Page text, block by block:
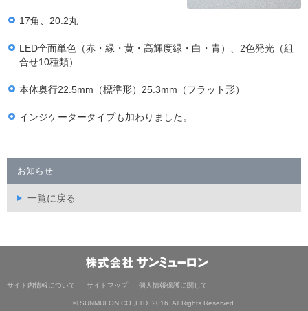
17角、20.2丸
LED全面単色（赤・緑・黄・高輝度緑・白・青）、2色発光（組
合せ10種類）
本体奥行22.5mm（標準形）25.3mm（フラット形）
インジケータータイプも加わりました。
お知らせ
一覧に戻る
サイト内情報について サイトマップ 個人情報保護に関して
© SUNMULON CO.,LTD. 2016. All Rights Reserved.